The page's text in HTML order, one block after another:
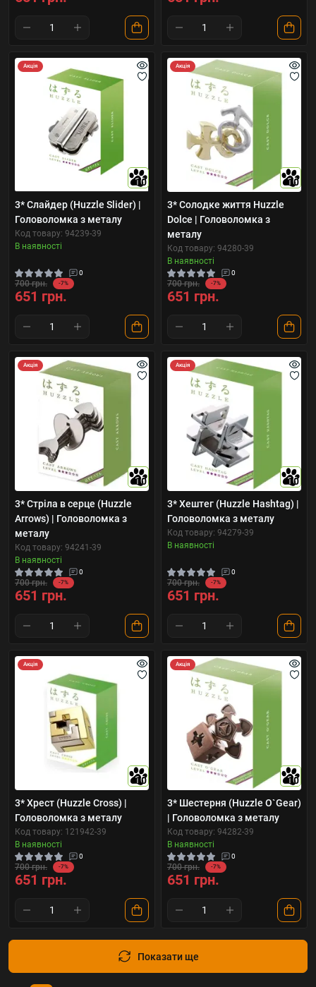
Акція
10
3* Слайдер (Huzzle Slider) |
Головоломка з металу
Код товару: 94239-39
В наявності
0
700 грн. -7%
651 грн.
Акція
10
3* Солодке життя Huzzle
Dolce | Головоломка з
металу
Код товару: 94280-39
В наявності
0
700 грн. -7%
651 грн.
Акція
10
3* Стріла в серце (Huzzle
Arrows) | Головоломка з
металу
Код товару: 94241-39
В наявності
0
700 грн. -7%
651 грн.
Акція
10
3* Хештег (Huzzle Hashtag) |
Головоломка з металу
Код товару: 94279-39
В наявності
0
700 грн. -7%
651 грн.
Акція
10
3* Хрест (Huzzle Cross) |
Головоломка з металу
Код товару: 121942-39
В наявності
0
700 грн. -7%
651 грн.
Акція
10
3* Шестерня (Huzzle O`Gear)
| Головоломка з металу
Код товару: 94282-39
В наявності
0
700 грн. -7%
651 грн.
Показати ще